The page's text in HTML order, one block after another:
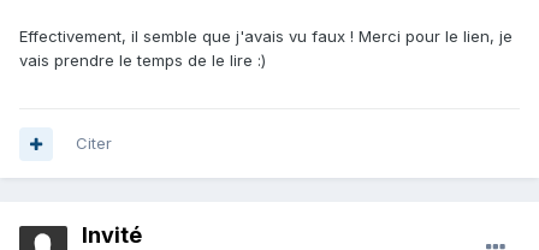
Effectivement, il semble que j'avais vu faux ! Merci pour le lien, je
vais prendre le temps de le lire :)
Citer
Invité